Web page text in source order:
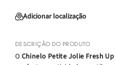
Adicionar localização
DESCRIÇÃO DO PRODUTO
O Chinelo Petite Jolie Fresh Up